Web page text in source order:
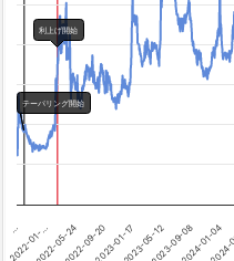
利上げ開始
テーパリング開始
利上げ開始
…
2022-01-…2022-05-242022-09-202023-01-172023-05-122023-09-082024-01-04